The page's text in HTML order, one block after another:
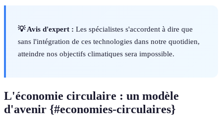
💡 Avis d'expert : Les spécialistes s'accordent à dire que
sans l'intégration de ces technologies dans notre quotidien,
atteindre nos objectifs climatiques sera impossible.
L'économie circulaire : un modèle
d'avenir {#economies-circulaires}